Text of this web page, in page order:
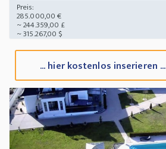
Preis:
285.000,00 €
~ 244.359,00 £
~ 315.267,00 $
... hier kostenlos inserieren ...